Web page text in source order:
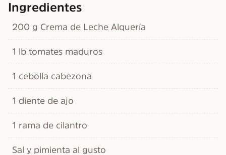
Ingredientes
200 g Crema de Leche Alquería
1 lb tomates maduros
1 cebolla cabezona
1 diente de ajo
1 rama de cilantro
Sal y pimienta al gusto